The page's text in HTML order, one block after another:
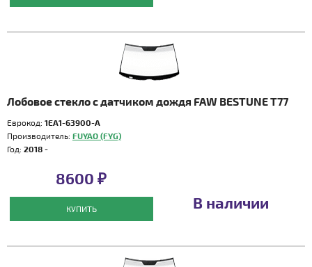
Лобовое стекло с датчиком дождя FAW BESTUNE T77
Еврокод: 1EA1-63900-A
Производитель: FUYAO (FYG)
Год: 2018 -
8600 ₽
КУПИТЬ В наличии